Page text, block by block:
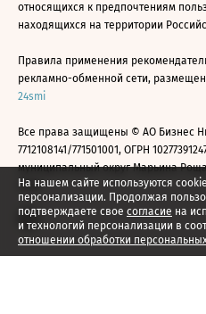
На нашем сайте используются
персонализации. Продолжая
подтверждаете свое согласие на
и технологий персонализации в
отношении обработки
относящихся к предпочтениям
находящихся на территории
Правила применения
рекламно-обменной сети,
24smi
Все права защищены © АО Бизнес
7712108141/771501001, ОГРН
муниципальный округ Марьина
2026